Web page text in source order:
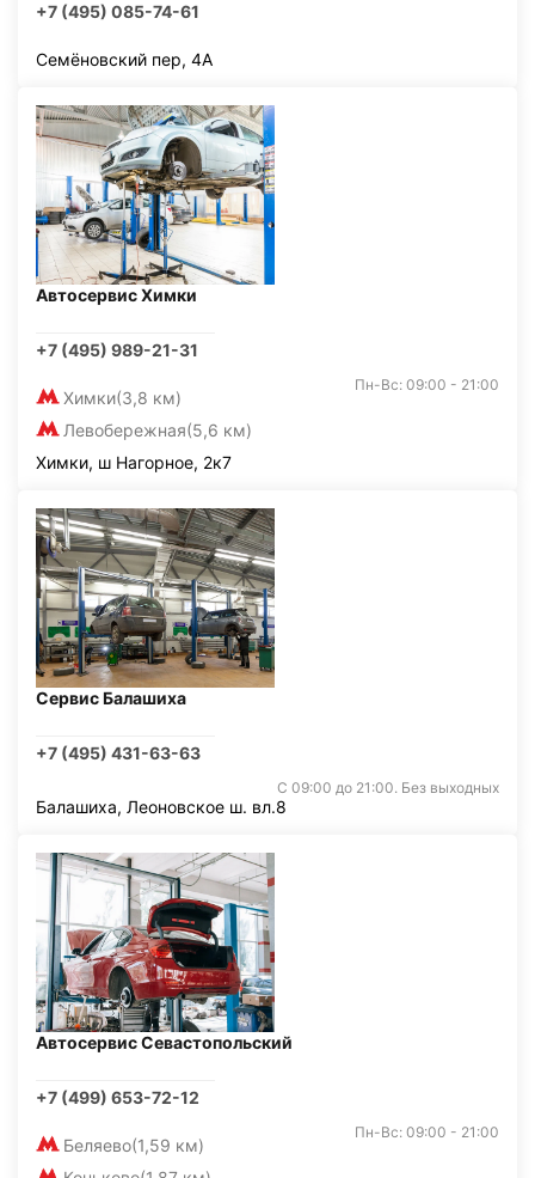
+7 (495) 085-74-61
Семёновский пер, 4А
Автосервис Химки
+7 (495) 989-21-31
Химки(3,8 км)
Левобережная(5,6 км)
Пн-Вс: 09:00 - 21:00
Химки, ш Нагорное, 2к7
Сервис Балашиха
+7 (495) 431-63-63
С 09:00 до 21:00. Без выходных
Балашиха, Леоновское ш. вл.8
Автосервис Севастопольский
+7 (499) 653-72-12
Беляево(1,59 км)
Пн-Вс: 09:00 - 21:00